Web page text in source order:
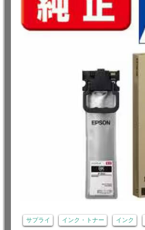
サプライ インク・トナー インク